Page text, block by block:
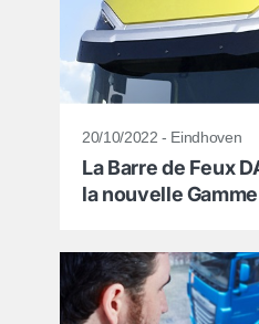
20/10/2022 - Eindhoven
La Barre de Feux
la nouvelle